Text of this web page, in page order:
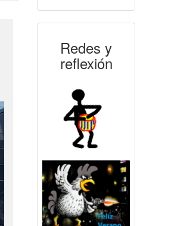
Redes y
reflexión